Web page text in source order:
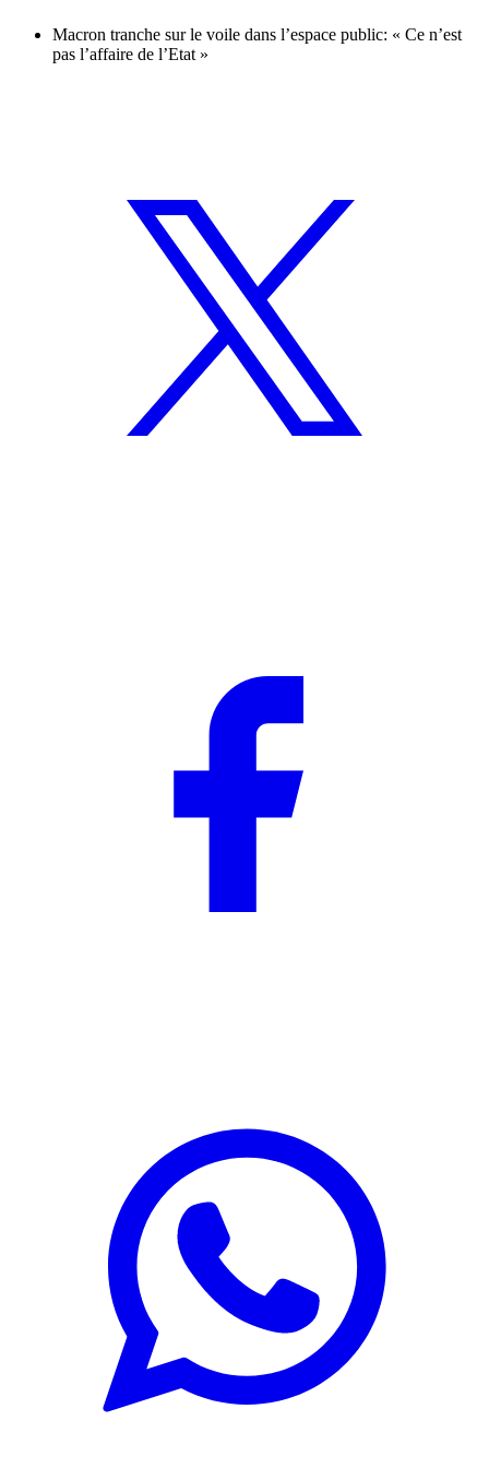
Macron tranche sur le voile dans l’espace public: « Ce n’est
pas l’affaire de l’Etat »